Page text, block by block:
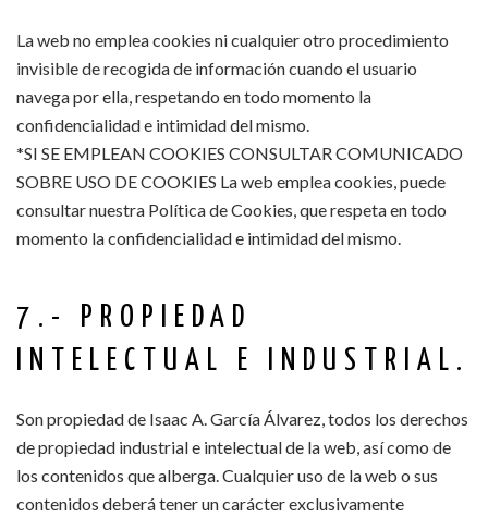
La web no emplea cookies ni cualquier otro procedimiento
invisible de recogida de información cuando el usuario
navega por ella, respetando en todo momento la
confidencialidad e intimidad del mismo.
*SI SE EMPLEAN COOKIES CONSULTAR COMUNICADO
SOBRE USO DE COOKIES La web emplea cookies, puede
consultar nuestra Política de Cookies, que respeta en todo
momento la confidencialidad e intimidad del mismo.
7.- PROPIEDAD
INTELECTUAL E INDUSTRIAL.
Son propiedad de Isaac A. García Álvarez, todos los derechos
de propiedad industrial e intelectual de la web, así como de
los contenidos que alberga. Cualquier uso de la web o sus
contenidos deberá tener un carácter exclusivamente